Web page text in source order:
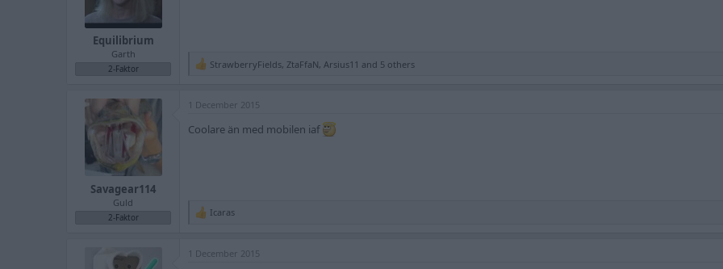
Equilibrium
Garth
2-Faktor
R
c
i
StrawberryFields, ZtaFfaN, Arsius11 and 5 others
Savagear114
Guld
2-Faktor
1 December 2015
Coolare än med mobilen iaf
R
c
Icaras
1 December 2015